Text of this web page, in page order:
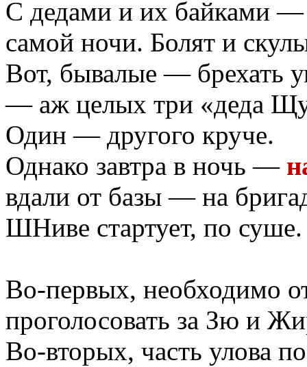
С дедами и их байками —
самой ночи. Болят и
Вот, бывалые — брехать
— аж целых три «деда
Один — другого круче.
Однако завтра в ночь —
вдали от базы — на
ШНиве стартует, по суше.
Во-первых, необходимо
проголосовать за Зю и
Во-вторых, часть улова